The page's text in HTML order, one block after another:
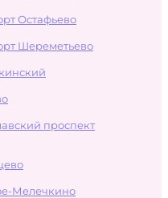
Остафьево
Шереметьево
проспект
Мелечкино